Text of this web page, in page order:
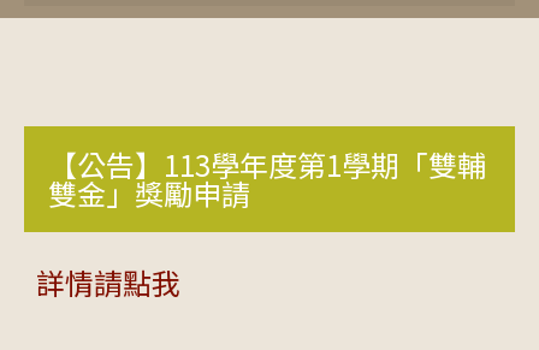
【公告】113學年度第1學期「雙輔
雙金」獎勵申請
詳情請點我